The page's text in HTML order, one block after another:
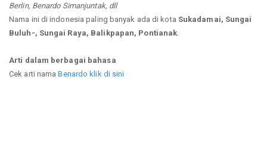
Berlin, Benardo Simanjuntak, dll
Nama ini di indonesia paling banyak ada di kota Sukadamai, Sungai
Buluh-, Sungai Raya, Balikpapan, Pontianak
Arti dalam berbagai bahasa
Cek arti namaBenardo klik di sini